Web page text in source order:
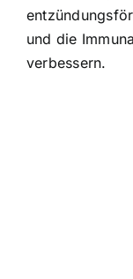
und die
verbessern.